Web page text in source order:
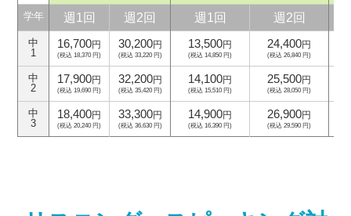
学年 週1回 週2回 週1回 週2回
中
1
16,700円
(税込 18,370 円)
30,200円
(税込 33,220 円)
13,500円
(税込 14,850 円)
24,400円
(税込 26,840 円)
中
2
17,900円
(税込 19,690 円)
32,200円
(税込 35,420 円)
14,100円
(税込 15,510 円)
25,500円
(税込 28,050 円)
中
3
18,400円
(税込 20,240 円)
33,300円
(税込 36,630 円)
14,900円
(税込 16,390 円)
26,900円
(税込 29,590 円)